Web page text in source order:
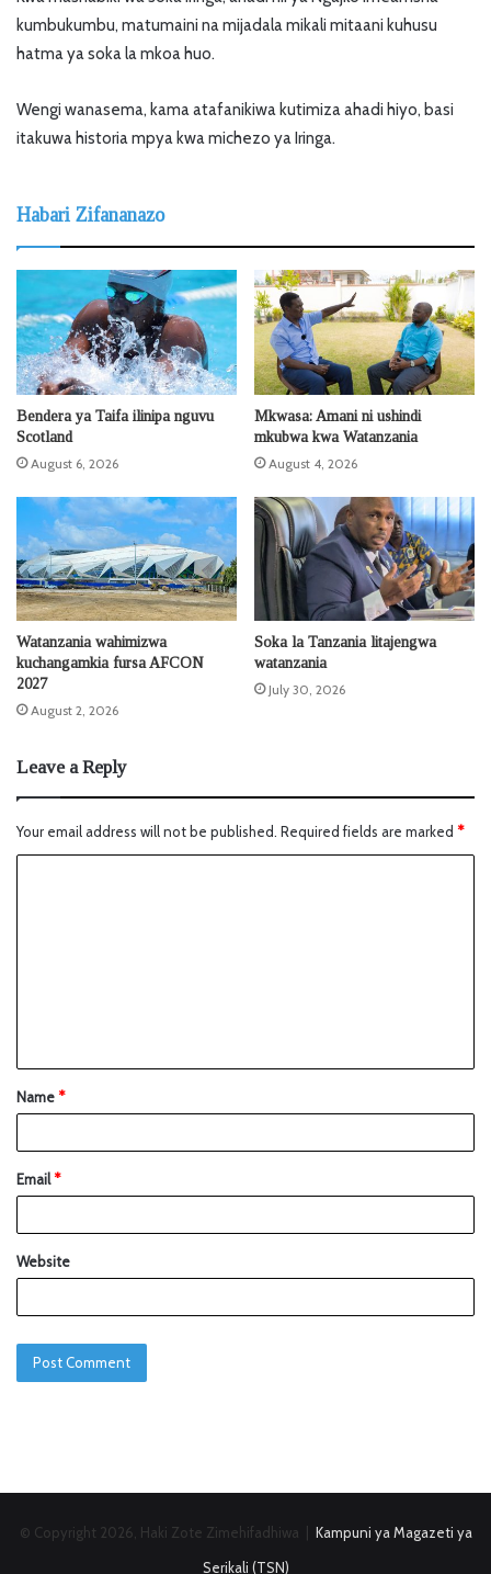
kumbukumbu, matumaini na mijadala mikali mitaani kuhusu
hatma ya soka la mkoa huo.
Wengi wanasema, kama atafanikiwa kutimiza ahadi hiyo, basi
itakuwa historia mpya kwa michezo ya Iringa.
Habari Zifananazo
Bendera ya Taifa ilinipa nguvu
Scotland
August 6, 2026
Mkwasa: Amani ni ushindi
mkubwa kwa Watanzania
August 4, 2026
Watanzania wahimizwa
kuchangamkia fursa AFCON
2027
August 2, 2026
Soka la Tanzania litajengwa
watanzania
July 30, 2026
Leave a Reply
Your email address will not be published. Required fields are marked *
Name*
Email*
Website
© Copyright 2026, Haki Zote Zimehifadhiwa | Kampuni ya Magazeti ya
Serikali (TSN)